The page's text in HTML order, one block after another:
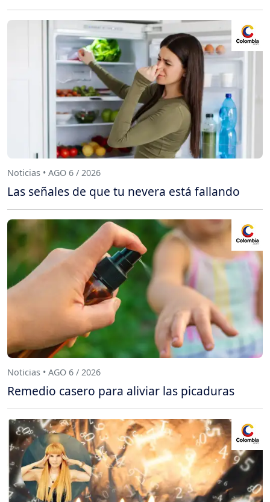
Noticias • AGO 6 / 2026
Las señales de que tu nevera está fallando
Noticias • AGO 6 / 2026
Remedio casero para aliviar las picaduras